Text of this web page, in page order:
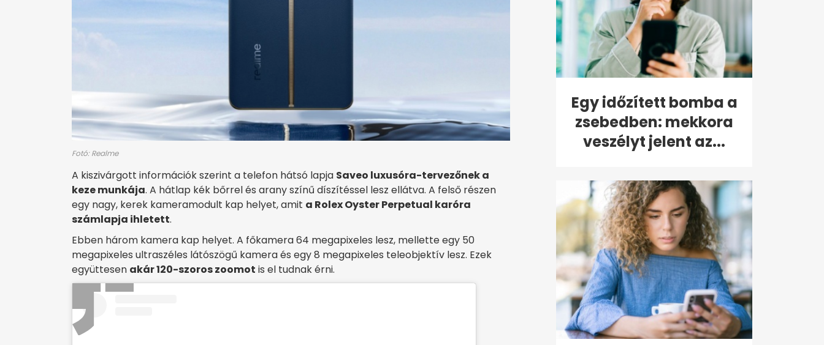
Fotó: Realme
A kiszivárgott információk szerint a telefon hátsó lapja Saveo luxusóra-tervezőnek a
keze munkája. A hátlap kék bőrrel és arany színű díszítéssel lesz ellátva. A felső részen
egy nagy, kerek kameramodult kap helyet, amit a Rolex Oyster Perpetual karóra
számlapja ihletett.
Ebben három kamera kap helyet. A főkamera 64 megapixeles lesz, mellette egy 50
megapixeles ultraszéles látószögű kamera és egy 8 megapixeles teleobjektív lesz. Ezek
együttesen akár 120-szoros zoomot is el tudnak érni.
Egy időzített bomba a
zsebedben: mekkora
veszélyt jelent az...